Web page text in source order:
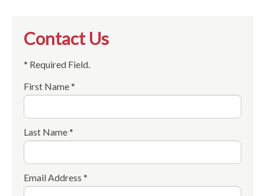
Contact Us
* Required Field.
First Name *
Last Name *
Email Address *